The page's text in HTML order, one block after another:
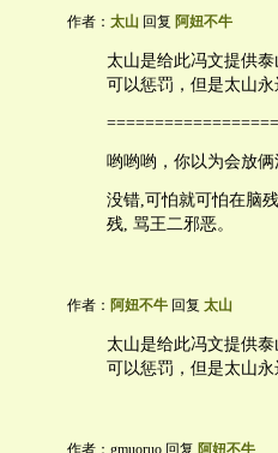
作者： 太山 回复 阿妞不牛
太山是给此冯文提供
可以惩罚，但是太山永
哟哟哟，你以为会放
没错,可怕就可怕在脑
残, 骂王二邪恶。
作者： 阿妞不牛 回复 太山
太山是给此冯文提供
可以惩罚，但是太山永
作者：gmuoruo 回复 阿妞不牛